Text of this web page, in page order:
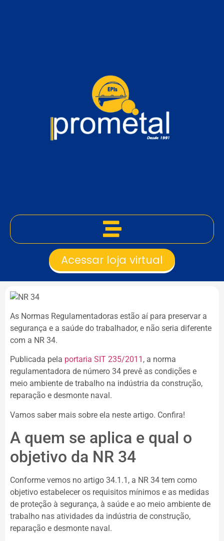
Acessar loja virtual
As Normas Regulamentadoras estão aí para preservar a
segurança e a saúde do trabalhador, e não seria diferente
com a NR 34.
Publicada pela portaria SIT 235/2011 , a norma
regulamentadora de número 34 prevê as condições e
meio ambiente de trabalho na indústria da construção,
reparação e desmonte naval.
Vamos saber mais sobre ela neste artigo. Confira!
A quem se aplica e qual o
objetivo da NR 34
Conforme vemos no artigo 34.1.1, a NR 34 tem como
objetivo estabelecer os requisitos mínimos e as medidas
de proteção à segurança, à saúde e ao meio ambiente de
trabalho nas atividades da indústria de construção,
reparação e desmonte naval.